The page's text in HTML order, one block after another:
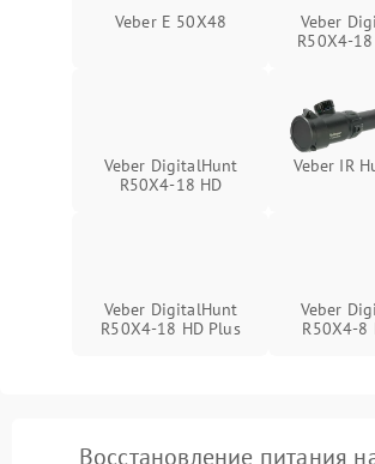
от замыкания
1000 ₽
Veber E 50X48
Veber
R50X4-
Veber DigitalHunt
R50X4-18 HD
Veber IR
Veber DigitalHunt
R50X4-18 HD Plus
Veber
R50X4-8
Восстановление питания